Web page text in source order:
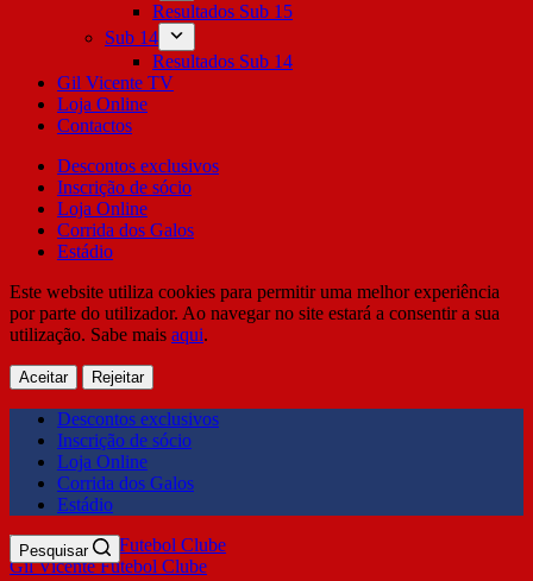
Resultados Sub 15
Sub 14
Resultados Sub 14
Gil Vicente TV
Loja Online
Contactos
Descontos exclusivos
Inscrição de sócio
Loja Online
Corrida dos Galos
Estádio
Este website utiliza cookies para permitir uma melhor experiência
por parte do utilizador. Ao navegar no site estará a consentir a sua
utilização. Sabe mais aqui.
Aceitar Rejeitar
Descontos exclusivos
Inscrição de sócio
Loja Online
Corrida dos Galos
Estádio
Gil Vicente Futebol Clube
Pesquisar